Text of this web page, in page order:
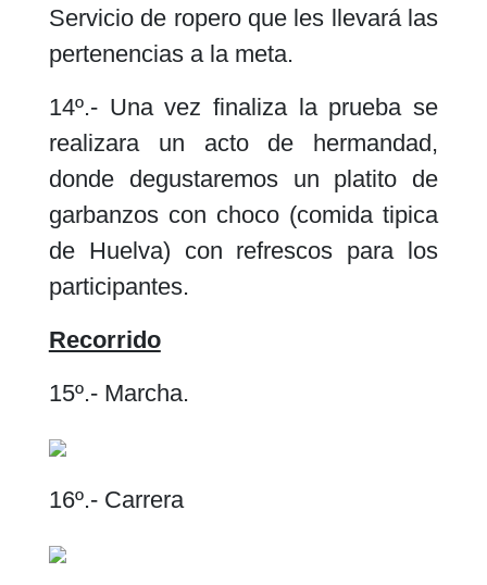
Servicio de ropero que les llevará las
pertenencias a la meta.
14º.- Una vez finaliza la prueba se
realizara un acto de hermandad,
donde degustaremos un platito de
garbanzos con choco (comida tipica
de Huelva) con refrescos para los
participantes.
Recorrido
15º.- Marcha.
16º.- Carrera